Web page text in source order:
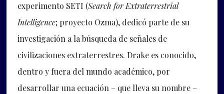
experimento SETI (Search for Extraterrestrial
Intelligence; proyecto Ozma), dedicó parte de su
investigación a la búsqueda de señales de
civilizaciones extraterrestres. Drake es conocido,
dentro y fuera del mundo académico, por
desarrollar una ecuación – que lleva su nombre –